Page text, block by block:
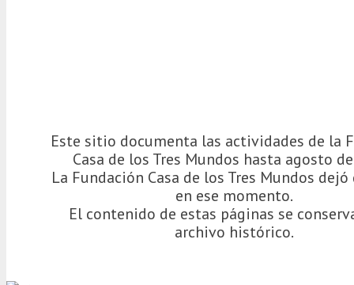
Este sitio documenta las actividades de la
Casa de los Tres Mundos hasta agosto
La Fundación Casa de los Tres Mundos
en ese momento.
El contenido de estas páginas se
archivo histórico.